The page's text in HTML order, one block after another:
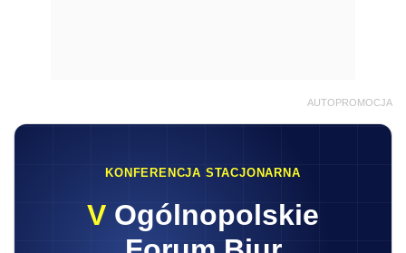
AUTOPROMOCJA
KONFERENCJA STACJONARNA
V Ogólnopolskie